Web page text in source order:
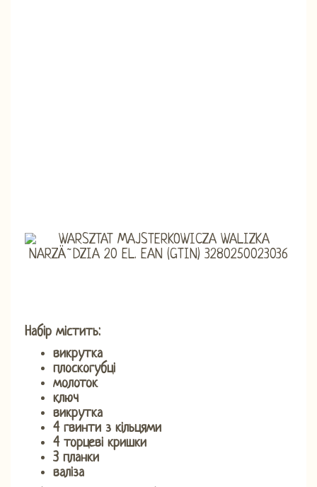
Набір містить:
викрутка
плоскогубці
молоток
ключ
викрутка
4 гвинти з кільцями
4 торцеві кришки
3 планки
валіза